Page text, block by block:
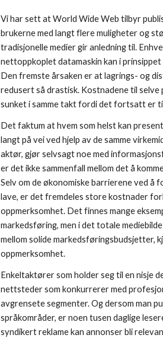
Vi har sett at World Wide Web tilbyr
brukerne med langt flere muligheter og
tradisjonelle medier gir anledning til.
nettoppkoplet datamaskin kan i
Den fremste årsaken er at lagrings- og
redusert så drastisk. Kostnadene til selve
sunket i samme takt fordi det fortsatt er
Det faktum at hvem som helst kan
langt på vei ved hjelp av de samme
aktør, gjør selvsagt noe med
er det ikke sammenfall mellom det å
Selv om de økonomiske barrierene ved å
lave, er det fremdeles store kostnader
oppmerksomhet. Det finnes mange
markedsføring, men i det totale
mellom solide markedsføringsbudsjetter,
oppmerksomhet.
Enkeltaktører som holder seg til en nisje
nettsteder som konkurrerer med
avgrensete segmenter. Og dersom man
språkområder, er noen tusen daglige
syndikert reklame kan annonser bli